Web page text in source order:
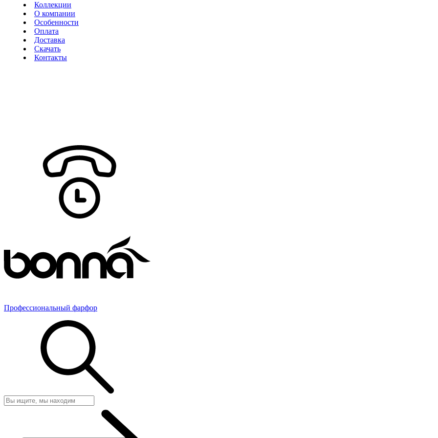
Коллекции
О компании
Особенности
Оплата
Доставка
Скачать
Контакты
Профессиональный фарфор